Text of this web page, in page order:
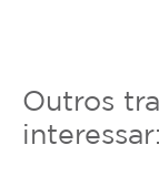
Outros
interessar: